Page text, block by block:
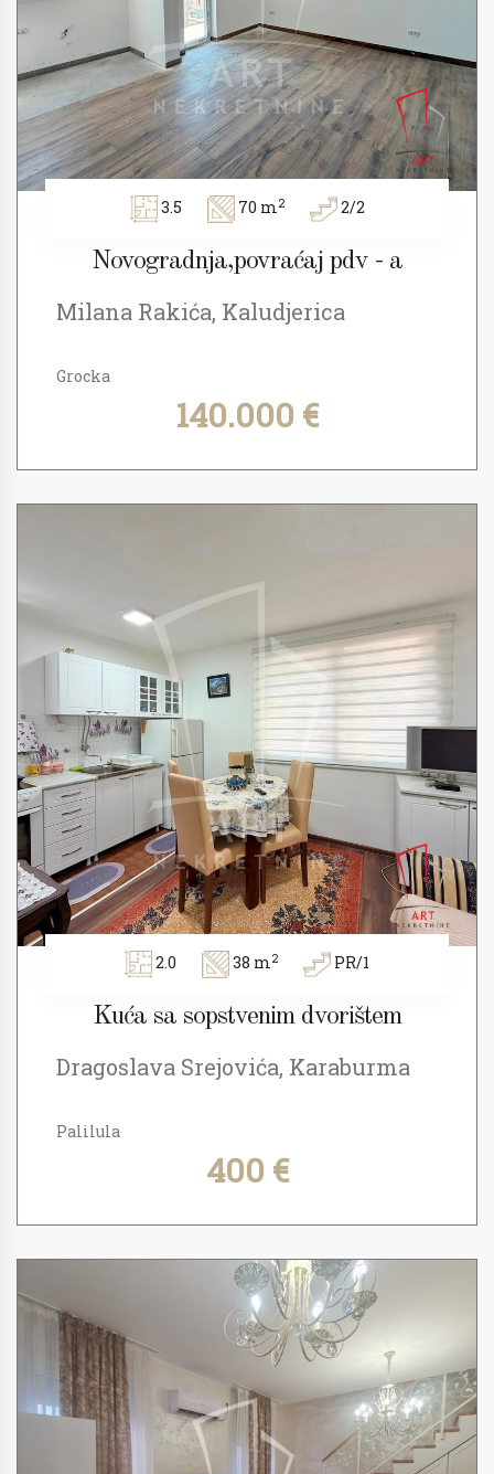
3.5 70 m2 2/2
Novogradnja,povraćaj pdv - a
Milana Rakića, Kaludjerica
Grocka
140.000 €
2.0 38 m2 PR/1
Kuća sa sopstvenim dvorištem
Dragoslava Srejovića, Karaburma
Palilula
400 €